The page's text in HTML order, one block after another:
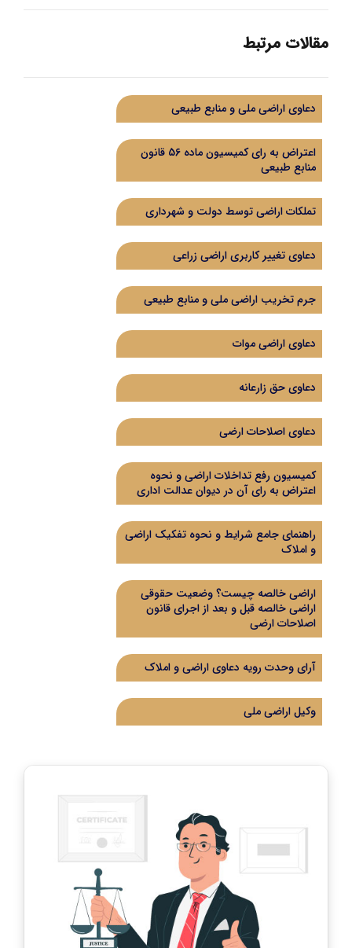
مقالات مرتبط
دعاوی اراضی ملی و منابع طبیعی
اعتراض به رای کمیسیون ماده 56 قانون
منابع طبیعی
تملکات اراضی توسط دولت و شهرداری
دعاوی تغییر کاربری اراضی زراعی
جرم تخریب اراضی ملی و منابع طبیعی
دعاوی اراضی موات
دعاوی حق زارعانه
دعاوی اصلاحات ارضی
کمیسیون رفع تداخلات اراضی و نحوه
اعتراض به رای آن در دیوان عدالت اداری
راهنمای جامع شرایط و نحوه تفکیک اراضی
و املاک
اراضی خالصه چیست؟ وضعیت حقوقی
اراضی خالصه قبل و بعد از اجرای قانون
اصلاحات ارضی
آرای وحدت رویه دعاوی اراضی و املاک
وکیل اراضی ملی